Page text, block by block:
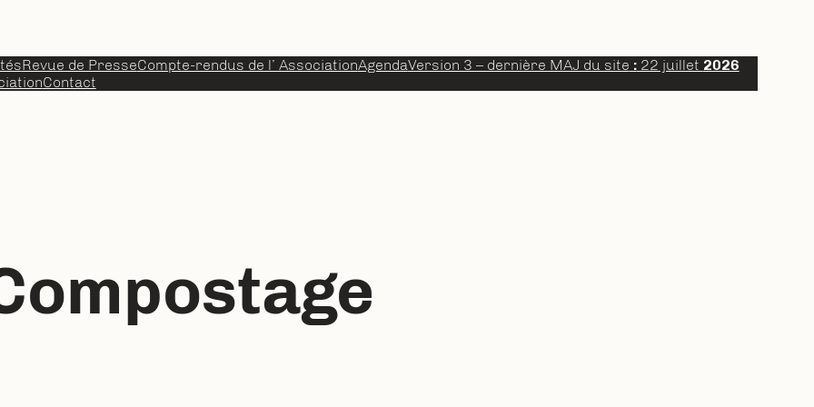
Revue de PresseCompte-rendus de l’ AssociationAgendaVersion 3 – dernière MAJ du site :22 juillet 2026
Contact